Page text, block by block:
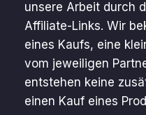
unsere Arbeit durch
Affiliate-Links. Wir
eines Kaufs, eine
vom jeweiligen
entstehen keine
einen Kauf eines